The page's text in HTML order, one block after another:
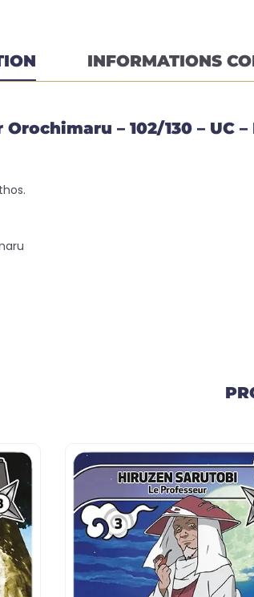
INFORMATIONS
– 102/130 – UC